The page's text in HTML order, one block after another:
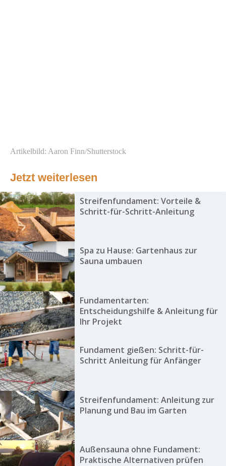
Artikelbild: Aaron Finn/Shutterstock
Jetzt weiterlesen
Streifenfundament: Vorteile &
Schritt-für-Schritt-Anleitung
Spa zu Hause: Gartenhaus zur
Sauna umbauen
Fundamentarten:
Entscheidungshilfe & Anleitung für
Ihr Projekt
Fundament gießen: Schritt-für-
Schritt Anleitung für Anfänger
Streifenfundament: Anleitung zur
Planung und Bau im Garten
Außensauna ohne Fundament:
Praktische Alternativen prüfen